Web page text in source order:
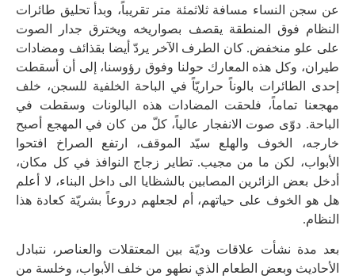
عن سجن النساء مسافة ثلاثمئة متر تقريباً، وبدأ تحليق طائرات
النظام فوق المنطقة يقصف بصواريخه ويخترق جدار الصوت
على علو منخفض. كان الطرف الآخر يردّ أيضا بقذائف ومضادات
طيران، وكل هذه المعارك حولنا وفوق رؤوسنا، إلى أن أسقطت
إحدى الطائرات بالوناً حراريّاً في الباحة الخلفية للسجن، خلف
مهجعنا تماماً، فلحقت المضادات هذه البالونات وسقطت في
الباحة. دوّى صوت الانفجار عالياً، كلّ من كان في المهجع أصبح
خارجه، الخوف والهلع سيّد الموقف، ارتفع الصراخ افتحوا
الأبواب، لكن ما من مجيب. تطاير زجاج النوافذ في كل مكان،
أدخل بعض الزائرين المصابين بالشظايا الى داخل البناء، لا أعلم
هل هو الخوف على حياتهم، أم لجعلهم دروعاً بشريّة كعادة هذا
النظام.
بعد مدة نشأت علاقات وديّة بين المعتقلات والعناصر، نتبادل
الأحاديث وبعض الطعام الذي نطهو من خلف الأبواب، وخلسة من